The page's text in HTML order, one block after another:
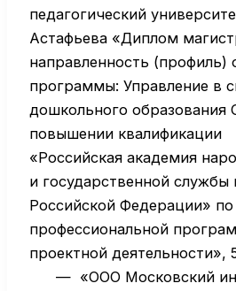
педагогический
Астафьева «Диплом
направленность (профиль)
программы: Управление в
дошкольного образования
повышении
«Российская академия
и государственной
Российской Федерации»
профессиональной
проектной деятельности»,
— «ООО Московский